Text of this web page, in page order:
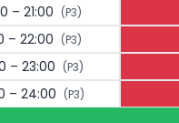
– 21:00 (P3)
– 22:00 (P3)
– 23:00 (P3)
– 24:00 (P3)